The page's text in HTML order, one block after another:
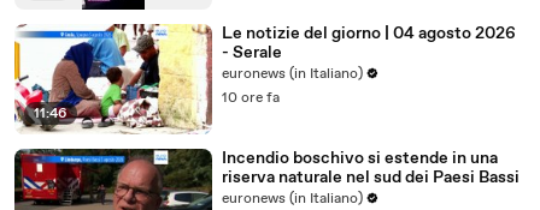
11:46
Le notizie del giorno | 04 agosto 2026
- Serale
euronews (in Italiano)
10 ore fa
Incendio boschivo si estende in una
riserva naturale nel sud dei Paesi Bassi
euronews (in Italiano)